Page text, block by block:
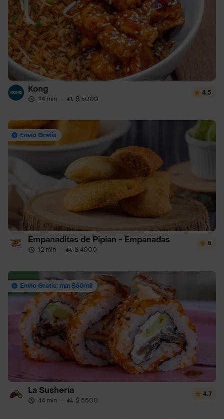
Kong
24 min · $ 5000
4.5
Envío Gratis
Empanaditas de Pipian - Empanadas
12 min · $ 4000
5
Envío Gratis: mín $60mil
La Sushería
44 min · $ 5500
4.7